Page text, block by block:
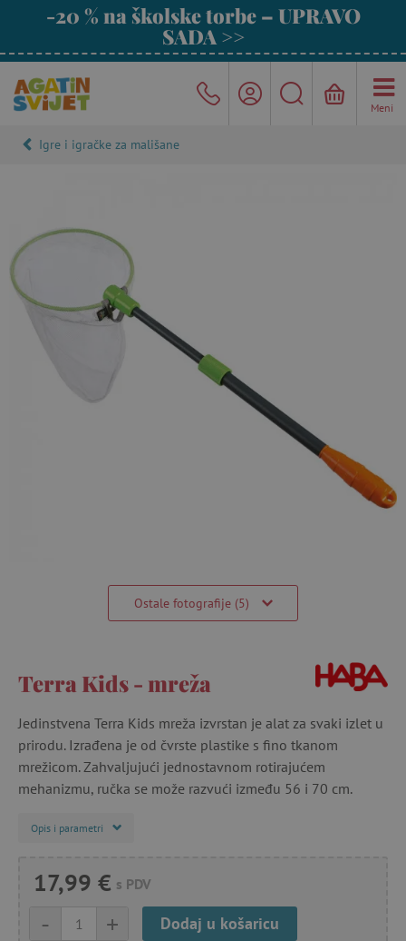
-20 % na školske torbe – UPRAVO
SADA >>
Meni
Igre i igračke za mališane
Ostale fotografije (5)
Terra Kids - mreža
Jedinstvena Terra Kids mreža izvrstan je alat za svaki izlet u
prirodu. Izrađena je od čvrste plastike s fino tkanom
mrežicom. Zahvaljujući jednostavnom rotirajućem
mehanizmu, ručka se može razvući između 56 i 70 cm.
Opis i parametri
17,99 € s PDV
+
- Dodaj u košaricu